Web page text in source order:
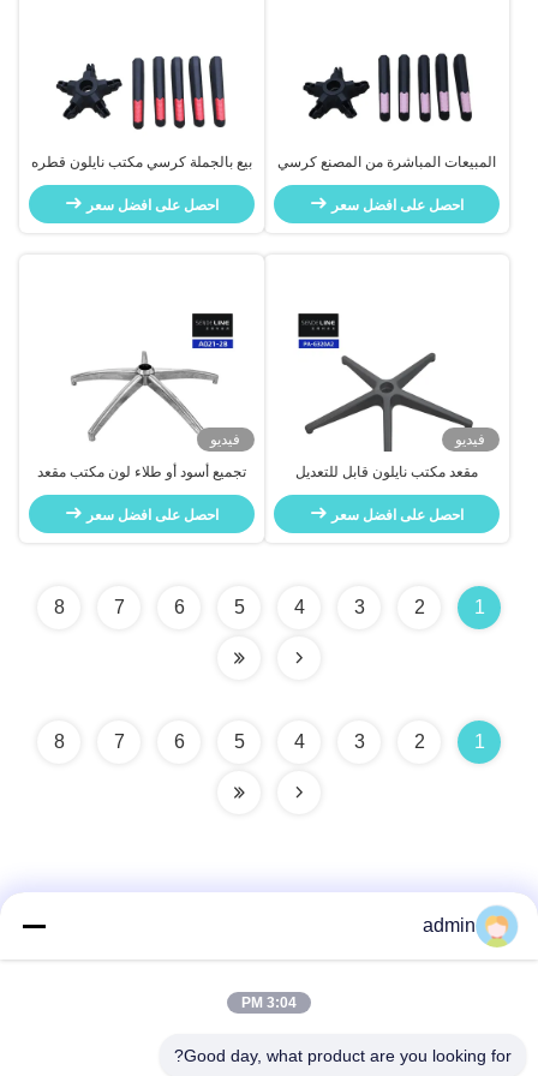
المبيعات المباشرة من المصنع كرسي
مكتب نايلون نصف قطره 350 ملم
قاعدة دوارة مع قدم تفكيك كاستر
احصل على افضل سعر
بيع بالجملة كرسي مكتب نايلون قطره
350 ملم قاعدة دوارة مع قدم تفكيك
كاستر
احصل على افضل سعر
فيديو
مقعد مكتب نايلون قابل للتعديل
احصل على افضل سعر
فيديو
تجميع أسود أو طلاء لون مكتب مقعد
استبدال قاعدة ترقية المكتب
والكرسي مجموعة
احصل على افضل سعر
1
2
3
4
5
6
7
8
1
2
3
4
5
6
7
8
عنوان
admin
3:04 PM
Good day, what product are you looking for?